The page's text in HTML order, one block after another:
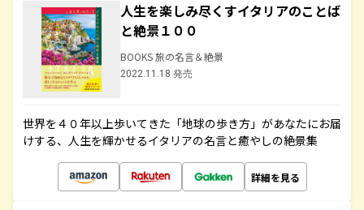
人生を楽しみ尽くすイタリアのことば
と絶景１００
BOOKS 旅の名言＆絶景
2022.11.18 発売
世界を４０年以上歩いてきた「地球の歩き方」があなたにお届
けする、人生を輝かせるイタリアの名言と癒やしの絶景集
詳細を見る